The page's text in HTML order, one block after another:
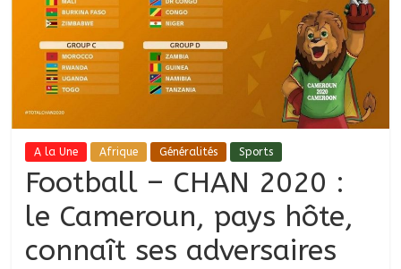
A la Une Afrique Généralités Sports
Football – CHAN 2020 :
le Cameroun, pays hôte,
connaît ses adversaires